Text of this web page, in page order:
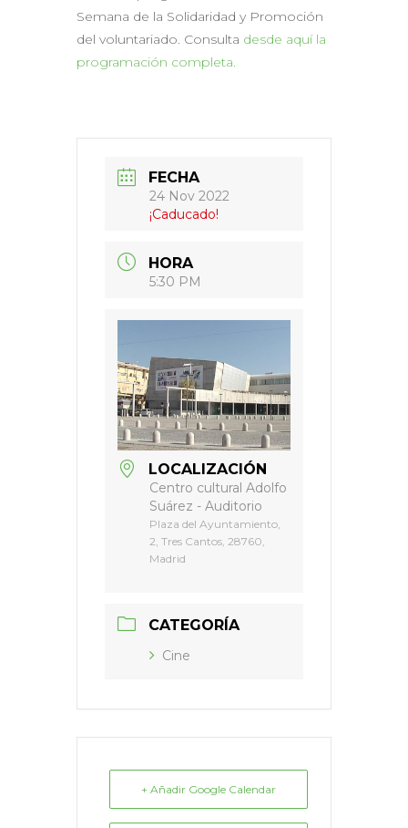
Semana de la Solidaridad y Promoción
del voluntariado. Consulta desde aquí la
programación completa.
FECHA
24 Nov 2022
¡Caducado!
HORA
5:30 PM
LOCALIZACIÓN
Centro cultural Adolfo
Suárez - Auditorio
Plaza del Ayuntamiento,
2, Tres Cantos, 28760,
Madrid
CATEGORÍA
Cine
+ Añadir Google Calendar